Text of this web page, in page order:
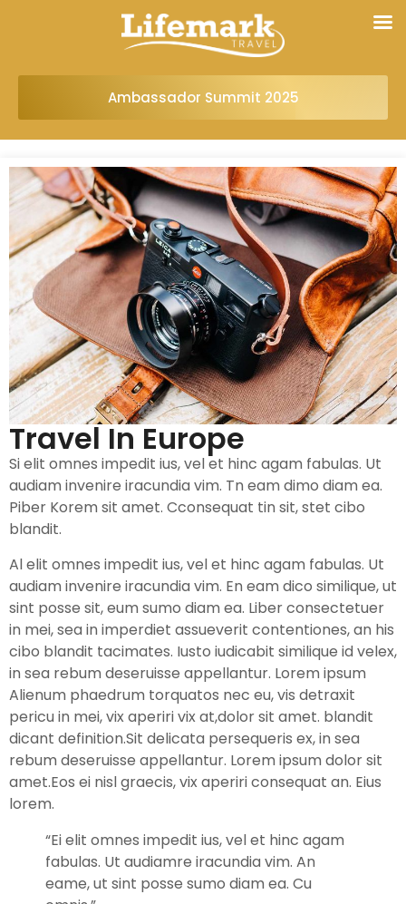
Ambassador Summit 2025
Travel In Europe
Si elit omnes impedit ius, vel et hinc agam fabulas. Ut
audiam invenire iracundia vim. Tn eam dimo diam ea.
Piber Korem sit amet. Cconsequat tin sit, stet cibo
blandit.
Al elit omnes impedit ius, vel et hinc agam fabulas. Ut
audiam invenire iracundia vim. En eam dico similique, ut
sint posse sit, eum sumo diam ea. Liber consectetuer
in mei, sea in imperdiet assueverit contentiones, an his
cibo blandit tacimates. Iusto iudicabit similique id velex,
in sea rebum deseruisse appellantur. Lorem ipsum
Alienum phaedrum torquatos nec eu, vis detraxit
pericu in mei, vix aperiri vix at,dolor sit amet. blandit
dicant definition.Sit delicata persequeris ex, in sea
rebum deseruisse appellantur. Lorem ipsum dolor sit
amet.Eos ei nisl graecis, vix aperiri consequat an. Eius
lorem.
“Ei elit omnes impedit ius, vel et hinc agam
fabulas. Ut audiamre iracundia vim. An
eame, ut sint posse sumo diam ea. Cu